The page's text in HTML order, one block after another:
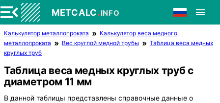
METCALC.INFO
Калькулятор металлопроката
Калькулятор веса медного
металлопроката
Вес круглой медной трубы
Таблица веса медных
круглых труб
Таблица веса медных круглых труб с
диаметром 11 мм
В данной таблицы представлены справочные данные о